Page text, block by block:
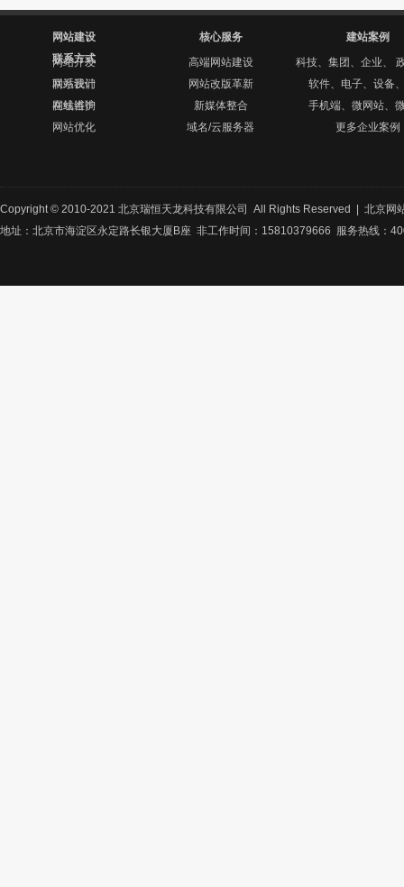
网站建设
网站开发
网站设计
网站维护
网站优化
核心服务
高端网站建设
网站改版革新
新媒体整合
域名/云服务器
建站案例
科技、集团、企业、
软件、电子、设备
手机端、微网站、
更多企业案例
联系方式
联系我们
在线咨询
Copyright © 2010-2021 北京瑞恒天龙科技有限公司 All Rights Reserved | 北京网
地址：北京市海淀区永定路长银大厦B座 非工作时间：15810379666 服务热线：